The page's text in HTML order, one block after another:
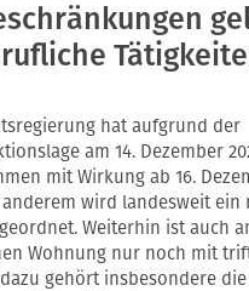
hat aufgrund der
am 14. Dezember
mit Wirkung ab 16.
wird landesweit ein
Weiterhin ist auch
Wohnung nur noch mit
gehört insbesondere